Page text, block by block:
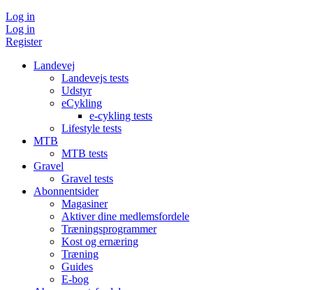
Log in
Log in
Register
Landevej
Landevejs tests
Udstyr
eCykling
e-cykling tests
Lifestyle tests
MTB
MTB tests
Gravel
Gravel tests
Abonnentsider
Magasiner
Aktiver dine medlemsfordele
Træningsprogrammer
Kost og ernæring
Træning
Guides
E-bog